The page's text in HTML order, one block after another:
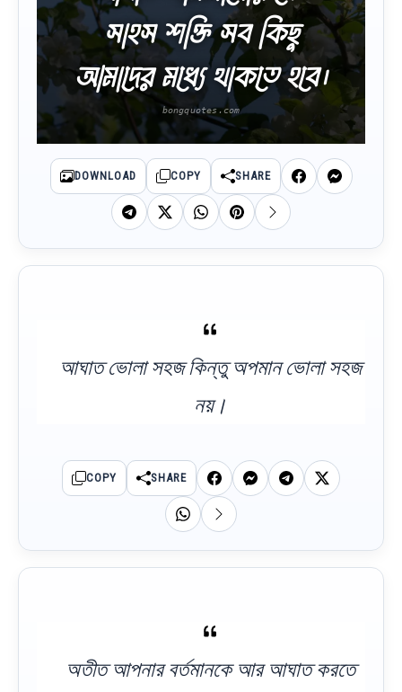
সাহস শক্তি সব কিছু
আমাদের মধ্যে থাকতে হবে।
DOWNLOAD COPY SHARE
আঘাত ভোলা সহজ কিন্তু অপমান ভোলা সহজ
নয়।
COPY SHARE
অতীত আপনার বর্তমানকে আর আঘাত করতে